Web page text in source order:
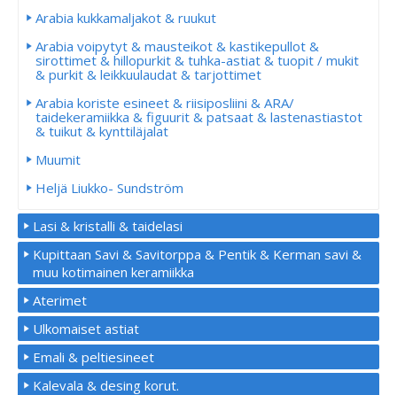
Arabia kukkamaljakot & ruukut
Arabia voipytyt & mausteikot & kastikepullot &
sirottimet & hillopurkit & tuhka-astiat & tuopit / mukit
& purkit & leikkuulaudat & tarjottimet
Arabia koriste esineet & riisiposliini & ARA/
taidekeramiikka & figuurit & patsaat & lastenastiastot
& tuikut & kynttiläjalat
Muumit
Heljä Liukko- Sundström
Lasi & kristalli & taidelasi
Kupittaan Savi & Savitorppa & Pentik & Kerman savi &
muu kotimainen keramiikka
Aterimet
Ulkomaiset astiat
Emali & peltiesineet
Kalevala & desing korut.